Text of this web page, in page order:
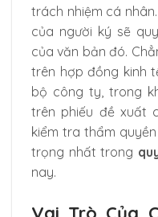
trách nhiệm cá
của người ký sẽ
của văn bản đó.
trên hợp đồng kinh
bộ công ty, trong
trên phiếu đề xuất
kiểm tra thẩm
trọng nhất trong
nay.